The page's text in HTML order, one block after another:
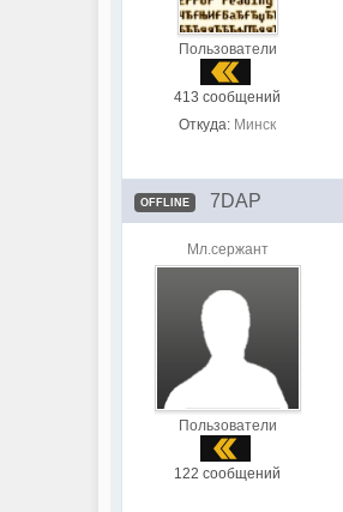
Пользователи
413 сообщений
Откуда: Минск
OFFLINE 7DAP
Мл.сержант
Пользователи
122 сообщений